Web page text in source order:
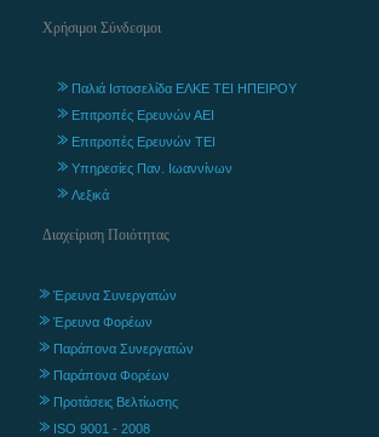
Χρήσιμοι Σύνδεσμοι
Παλιά Ιστοσελίδα ΕΛΚΕ ΤΕΙ ΗΠΕΙΡΟΥ
Επιτροπές Ερευνών ΑΕΙ
Επιτροπές Ερευνών ΤΕΙ
Υπηρεσίες Παν. Ιωαννίνων
Λεξικά
Διαχείριση Ποιότητας
Έρευνα Συνεργατών
Έρευνα Φορέων
Παράπονα Συνεργατών
Παράπονα Φορέων
Προτάσεις Βελτίωσης
ISO 9001 - 2008